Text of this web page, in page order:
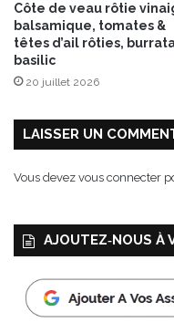
n
c
e
Côte de veau rôtie
balsamique, tomates &
têtes d’ail rôties,
basilic
20 juillet 2026
LAISSER UN
Vous devez vous connecter
AJOUTEZ‑NOUS À